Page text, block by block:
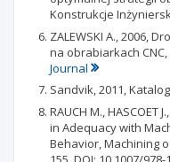
Konstrukcje
ZALEWSKI A., 2006,
na obrabiarkach CNC,
Journal
Sandvik, 2011,
RAUCH M.,
in Adequacy with
Behavior, Machining